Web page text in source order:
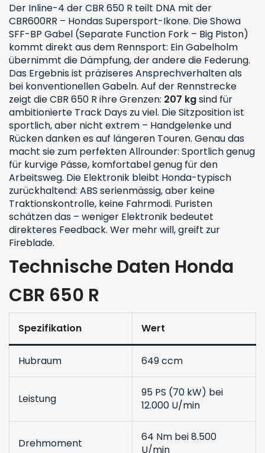
Der Inline-4 der CBR 650 R teilt DNA mit der
CBR600RR – Hondas Supersport-Ikone. Die Showa
SFF-BP Gabel (Separate Function Fork – Big Piston)
kommt direkt aus dem Rennsport: Ein Gabelholm
übernimmt die Dämpfung, der andere die Federung.
Das Ergebnis ist präziseres Ansprechverhalten als
bei konventionellen Gabeln. Auf der Rennstrecke
zeigt die CBR 650 R ihre Grenzen: 207 kgsind für
ambitionierte Track Days zu viel. Die Sitzposition ist
sportlich, aber nicht extrem – Handgelenke und
Rücken danken es auf längeren Touren. Genau das
macht sie zum perfekten Allrounder: Sportlich genug
für kurvige Pässe, komfortabel genug für den
Arbeitsweg. Die Elektronik bleibt Honda-typisch
zurückhaltend: ABS serienmässig, aber keine
Traktionskontrolle, keine Fahrmodi. Puristen
schätzen das – weniger Elektronik bedeutet
direkteres Feedback. Wer mehr will, greift zur
Fireblade.
Technische Daten Honda
CBR 650 R
Spezifikation Wert
Hubraum 649 ccm
Leistung
95 PS (70 kW) bei
12.000 U/min
Drehmoment
64 Nm bei 8.500
U/min